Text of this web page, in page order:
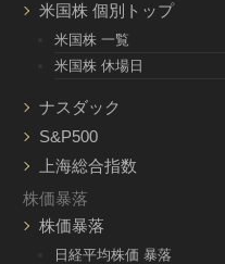
米国株 個別トップ
米国株 一覧
米国株 休場日
ナスダック
S&P500
上海総合指数
株価暴落
株価暴落
日経平均株価 暴落